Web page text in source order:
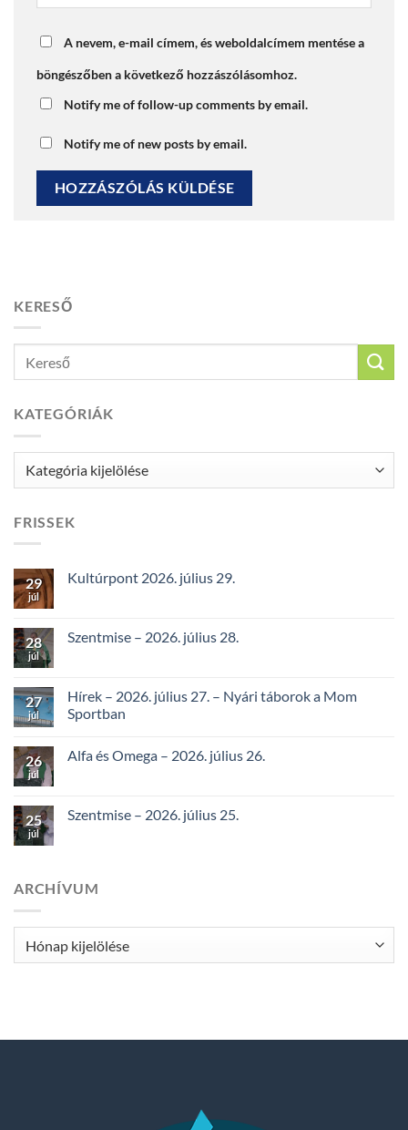
A nevem, e-mail címem, és weboldalcímem mentése a
böngészőben a következő hozzászólásomhoz.
Notify me of follow-up comments by email.
Notify me of new posts by email.
KERESŐ
KATEGÓRIÁK
Kategóriák
FRISSEK
29
júl
Kultúrpont 2026. július 29.
28
júl
Szentmise – 2026. július 28.
27
júl
Hírek – 2026. július 27. – Nyári táborok a Mom
Sportban
26
júl
Alfa és Omega – 2026. július 26.
25
júl
Szentmise – 2026. július 25.
ARCHÍVUM